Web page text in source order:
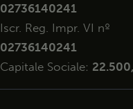
02736140241
Iscr. Reg. Impr. VI nº
02736140241
Capitale Sociale: